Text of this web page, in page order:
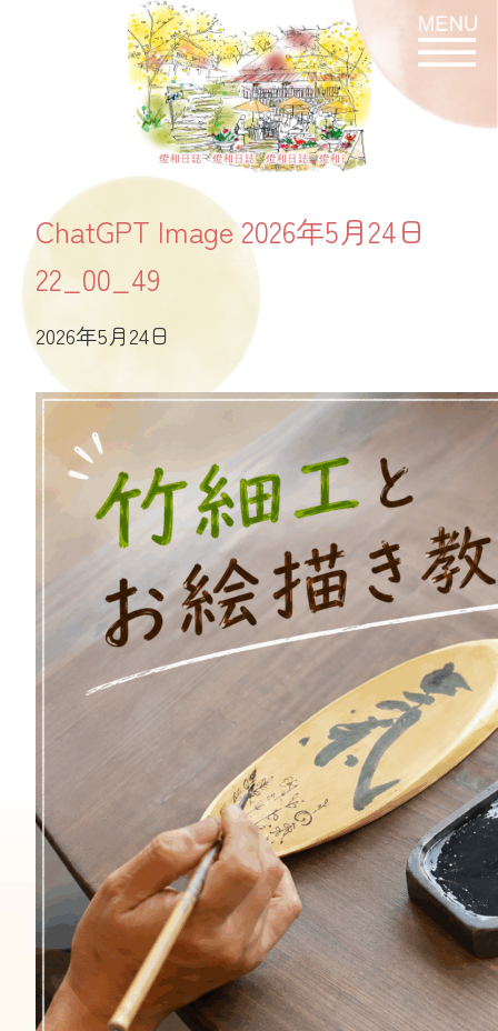
燈和日誌
ChatGPT Image 2026年5月24日
22_00_49
2026年5月24日